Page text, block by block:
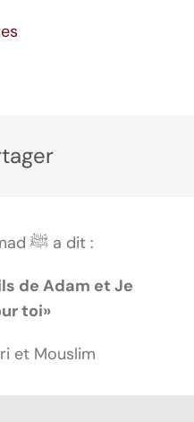
Le prophète Muhammad ﷺ a dit :
de Adam et Je
toi»
et Mouslim